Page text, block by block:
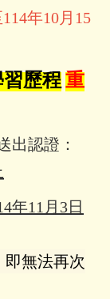
年10月15
歷程重
出認證：
年11月3日
即無法再次